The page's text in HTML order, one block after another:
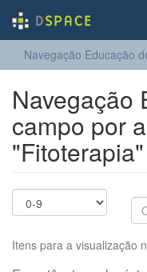
Navegação Educação
Navegação
campo por
"Fitoterapia"
Itens para a visualização